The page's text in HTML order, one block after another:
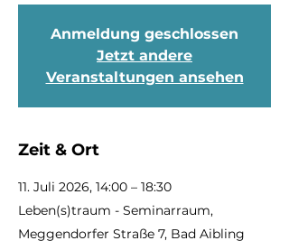
Anmeldung geschlossen
Jetzt andere
Veranstaltungen ansehen
Zeit & Ort
11. Juli 2026, 14:00 – 18:30
Leben(s)traum - Seminarraum,
Meggendorfer Straße 7, Bad Aibling